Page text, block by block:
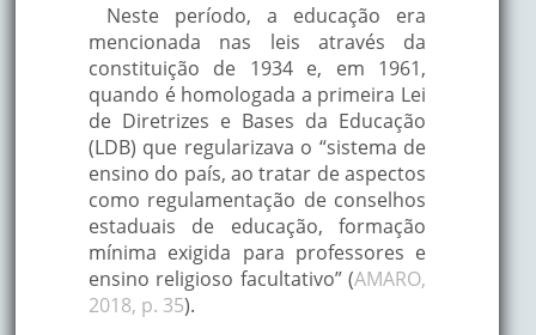
Neste período, a educação era
mencionada nas leis através da
constituição de 1934 e, em 1961,
quando é homologada a primeira Lei
de Diretrizes e Bases da Educação
(LDB) que regularizava o “sistema de
ensino do país, ao tratar de aspectos
como regulamentação de conselhos
estaduais de educação, formação
mínima exigida para professores e
ensino religioso facultativo” (AMARO,
2018, p. 35).